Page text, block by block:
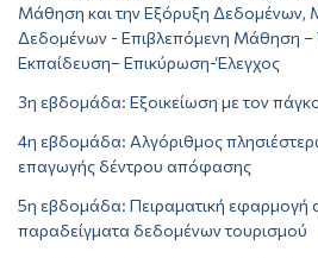
Μάθηση και την Εξόρυξη Δεδομένων,
Δεδομένων - Επιβλεπόμενη Μάθηση –
Εκπαίδευση– Επικύρωση-Έλεγχος
3η εβδομάδα: Εξοικείωση με τον
4η εβδομάδα: Αλγόριθμος
επαγωγής δέντρου απόφασης
5η εβδομάδα: Πειραματική εφαρμογή
παραδείγματα δεδομένων τουρισμού